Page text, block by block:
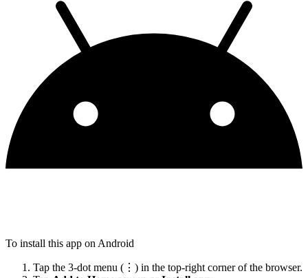
To install this app on Android
Tap the 3-dot menu (⋮) in the top-right corner of the browser.